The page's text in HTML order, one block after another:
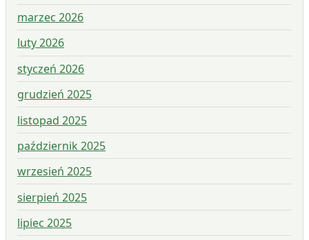
marzec 2026
luty 2026
styczeń 2026
grudzień 2025
listopad 2025
październik 2025
wrzesień 2025
sierpień 2025
lipiec 2025